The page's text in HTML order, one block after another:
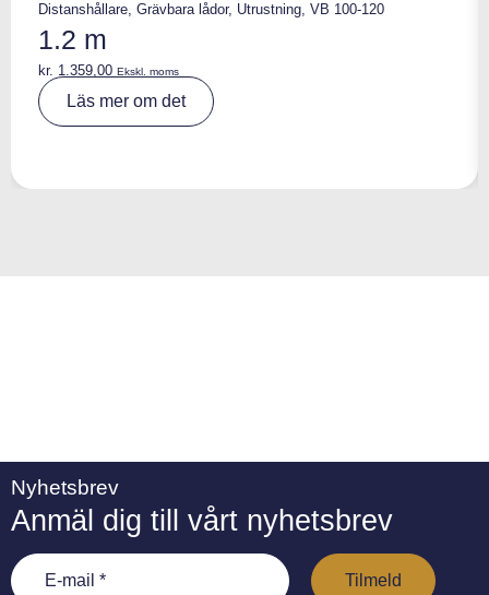
Distanshållare, Grävbara lådor, Utrustning, VB 100-120
1.2 m
kr. 1.359,00 Ekskl. moms
Läs mer om det
Nyhetsbrev
Anmäl dig till vårt nyhetsbrev